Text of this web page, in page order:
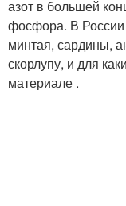
азот в большей
фосфора. В России
минтая, сардины,
скорлупу, и для
материале .